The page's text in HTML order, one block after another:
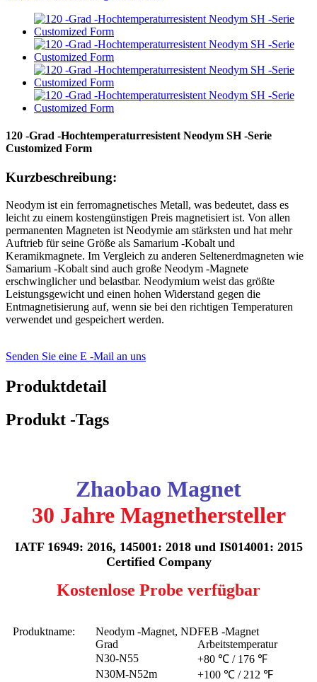
120 -Grad -Hochtemperaturresistent Neodym SH -Serie
Customized Form
Kurzbeschreibung:
Neodym ist ein ferromagnetisches Metall, was bedeutet, dass es
leicht zu einem kostengünstigen Preis magnetisiert ist. Von allen
permanenten Magneten ist Neodymie am stärksten und hat mehr
Auftrieb für seine Größe als Samarium -Kobalt und
Keramikmagnete. Im Vergleich zu anderen Seltenerdmagneten wie
Samarium -Kobalt sind auch große Neodym -Magnete
erschwinglicher und belastbar. Neodymium weist das größte
Leistungsgewicht und einen hohen Widerstand gegen die
Entmagnetisierung auf, wenn sie bei den richtigen Temperaturen
verwendet und gespeichert werden.
Senden Sie eine E -Mail an uns
Produktdetail
Produkt -Tags
Zhaobao Magnet
30 Jahre Magnethersteller
IATF 16949: 2016, 145001: 2018 und IS014001: 2015
Certified Company
Kostenlose Probe verfügbar
Produktname: Neodym -Magnet, NDFEB -Magnet
Grad
Arbeitstemperatur
N30-N55
+80 ℃ / 176 ℉
N30M-N52m
+100 ℃ / 212 ℉